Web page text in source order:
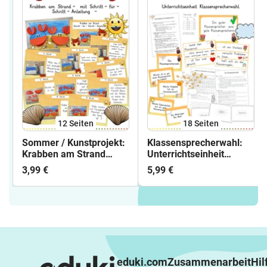
12Seiten
Sommer / Kunstprojekt:
Krabben am Strand
(Malen & Basteln) -
Kunst - Kl. 1/2
3,99 €
18Seiten
Klassensprecherwahl:
Unterrichtseinheit
(Demokratie, Rituale &
Arbeitsblätter) -
Sachunterricht /
5,99 €
eduki.comZusammenarbeit